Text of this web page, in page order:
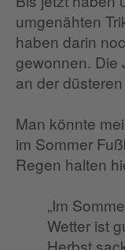
umgenähten
haben darin
gewonnen. Die
an der
Man könnte
im Sommer
Regen halten
„Im
Wetter ist
Herbst